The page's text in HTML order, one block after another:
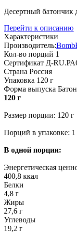
Десертный батончик
Перейти к описанию
Характеристики
Производитель:
Кол-во порций 1
Сертификат Д-
Страна Россия
Упаковка 120 г
Форма выпуска
120 г
Размер порции: 120 г
Порций в упаковке: 1
В одной порции:
Энергетическая
400,8 ккал
Белки
4,8 г
Жиры
27,6 г
Углеводы
19,2 г